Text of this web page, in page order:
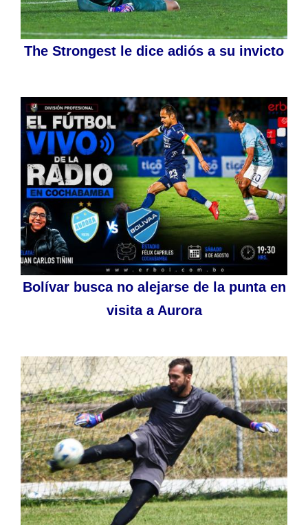
The Strongest le dice adiós a su invicto
Bolívar busca no alejarse de la punta en
visita a Aurora